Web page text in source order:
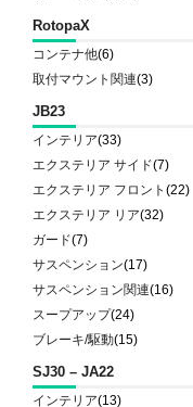
RotopaX
コンテナ他(6)
取付マウント関連(3)
JB23
インテリア(33)
エクステリア サイド(7)
エクステリア フロント(22)
エクステリア リア(32)
ガード(7)
サスペンション(17)
サスペンション関連(16)
スープアップ(24)
ブレーキ/駆動(15)
SJ30 – JA22
インテリア(13)